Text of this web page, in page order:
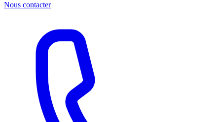
Nous contacter